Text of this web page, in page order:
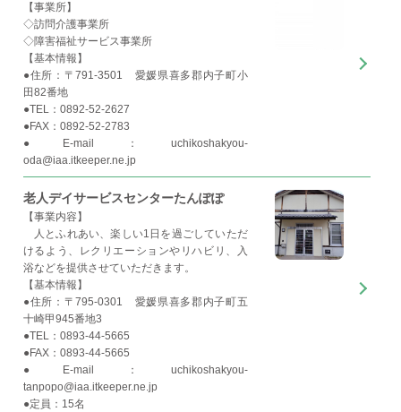
【事業所】
◇訪問介護事業所
◇障害福祉サービス事業所
【基本情報】
●住所：〒791-3501 愛媛県喜多郡内子町小
田82番地
●TEL：0892-52-2627
●FAX：0892-52-2783
●E-mail：uchikoshakyou-
oda@iaa.itkeeper.ne.jp
老人デイサービスセンターたんぽぽ
【事業内容】
人とふれあい、楽しい1日を過ごしていただ
けるよう、レクリエーションやリハビリ、入
浴などを提供させていただきます。
【基本情報】
●住所：〒795-0301 愛媛県喜多郡内子町五
十崎甲945番地3
●TEL：0893-44-5665
●FAX：0893-44-5665
●E-mail：uchikoshakyou-
tanpopo@iaa.itkeeper.ne.jp
●定員：15名